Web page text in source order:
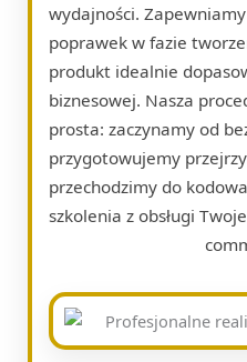
wydajności.
poprawek w fazie
produkt idealnie
biznesowej. Nasza
prosta: zaczynamy od
przygotowujemy
przechodzimy do
szkolenia z obsługi